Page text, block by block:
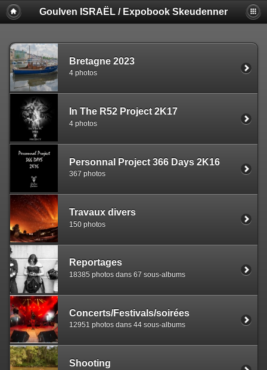
Goulven ISRAËL / Expobook Skeudenner
Bretagne 2023
4 photos
In The R52 Project 2K17
4 photos
Personnal Project 366 Days 2K16
367 photos
Travaux divers
150 photos
Reportages
18385 photos dans 67 sous-albums
Concerts/Festivals/soirées
12951 photos dans 44 sous-albums
Shooting